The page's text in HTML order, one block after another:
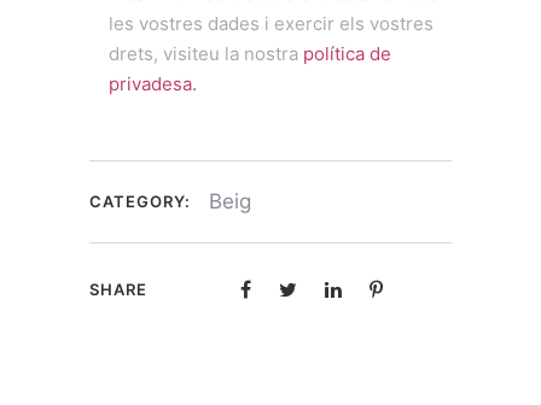
les vostres dades i exercir els vostres
drets, visiteu la nostra política de
privadesa.
CATEGORY: Beig
SHARE